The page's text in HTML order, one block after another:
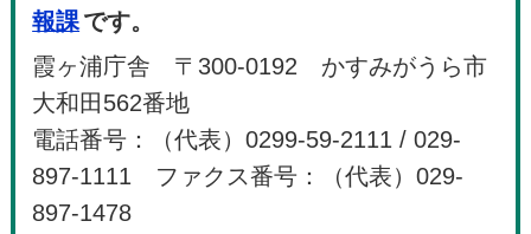
報課です。
霞ヶ浦庁舎 〒300-0192 かすみがうら市
大和田562番地
電話番号：（代表）0299-59-2111 / 029-
897-1111 ファクス番号：（代表）029-
897-1478